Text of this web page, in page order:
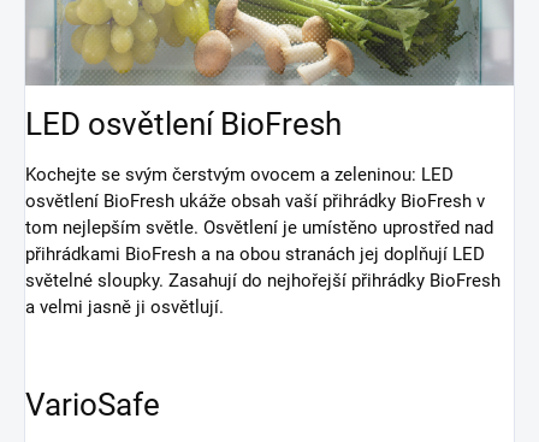
LED osvětlení BioFresh
Kochejte se svým čerstvým ovocem a zeleninou: LED
osvětlení BioFresh ukáže obsah vaší přihrádky BioFresh v
tom nejlepším světle. Osvětlení je umístěno uprostřed nad
přihrádkami BioFresh a na obou stranách jej doplňují LED
světelné sloupky. Zasahují do nejhořejší přihrádky BioFresh
a velmi jasně ji osvětlují.
VarioSafe